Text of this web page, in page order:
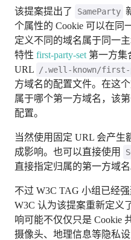
该提案提出了 SameParty
个属性的 Cookie 可以在同
定义不同的域名属于同一
特性 first-party-set 第一方集
URL /.well-known/first-
方域名的配置文件。在这
属于哪个第一方域名，该
配置。
当然使用固定 URL 会产生
成影响。也可以直接使用
直接指定归属的第一方域名
不过 W3C TAG 小组已经
W3C 认为该提案重新定义
响可能不仅仅只是 Cookie
摄像头、地理信息等隐私